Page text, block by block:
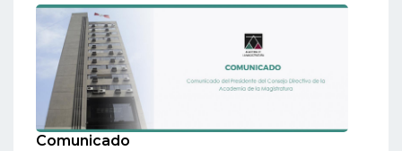
Comunicado